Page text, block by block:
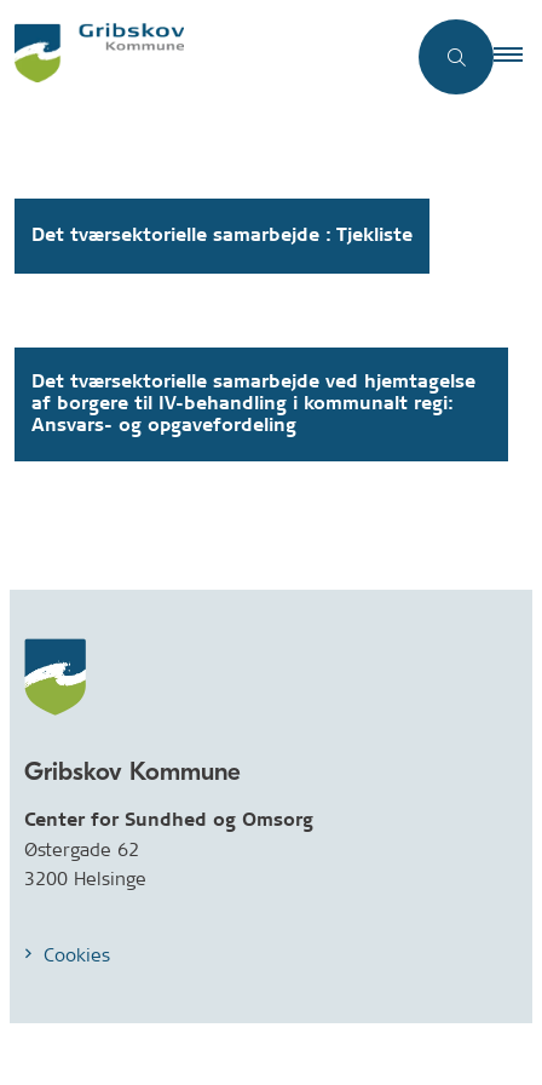
Det tværsektorielle samarbejde : Tjekliste
Det tværsektorielle samarbejde ved hjemtagelse
af borgere til IV-behandling i kommunalt regi:
Ansvars- og opgavefordeling
Gribskov Kommune
Center for Sundhed og Omsorg
Østergade 62
3200 Helsinge
Cookies